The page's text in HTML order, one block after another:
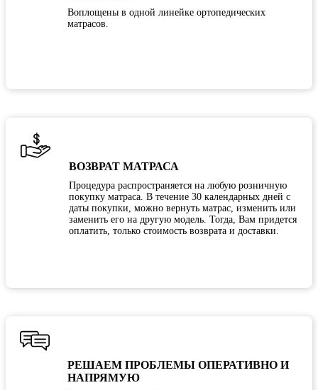
Воплощены в одной линейке ортопедических
матрасов.
ВОЗВРАТ МАТРАСА
Процедура распространяется на любую розничную
покупку матраса. В течение 30 календарных дней с
даты покупки, можно вернуть матрас, изменить или
заменить его на другую модель. Тогда, Вам придется
оплатить, только стоимость возврата и доставки.
РЕШАЕМ ПРОБЛЕМЫ ОПЕРАТИВНО И
НАПРЯМУЮ